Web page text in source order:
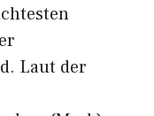
Laut der